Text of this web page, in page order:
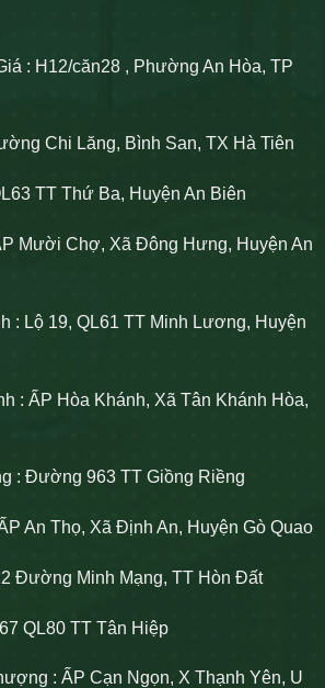
: H12/căn28 , Phường An Hòa, TP
Chi Lăng, Bình San, TX Hà Tiên
TT Thứ Ba, Huyện An Biên
Mười Chợ, Xã Đông Hưng, Huyện An
: Lộ 19, QL61 TT Minh Lương, Huyện
: ẤP Hòa Khánh, Xã Tân Khánh Hòa,
: Đường 963 TT Giồng Riềng
An Thọ, Xã Định An, Huyện Gò Quao
Đường Minh Mạng, TT Hòn Đất
QL80 TT Tân Hiệp
: ẤP Cạn Ngọn, X Thạnh Yên, U